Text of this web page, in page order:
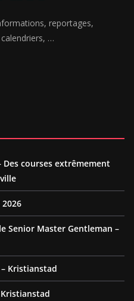
reportages,
…
Des courses extrêmement
Senior Master Gentleman –
– Kristianstad
Kristianstad